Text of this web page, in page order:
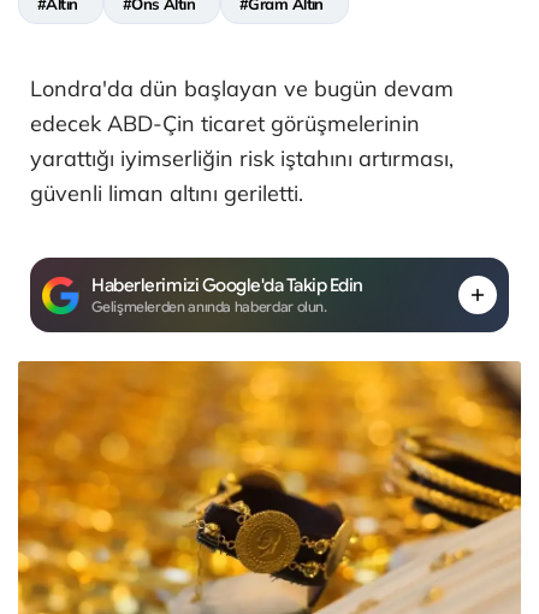
Londra'da dün başlayan ve bugün devam
edecek ABD-Çin ticaret görüşmelerinin
yarattığı iyimserliğin risk iştahını artırması,
güvenli liman altını geriletti.
Haberlerimizi Google'da Takip Edin
Gelişmelerden anında haberdar olun.